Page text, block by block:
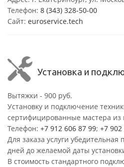
Телефон: 8 (343) 328-50-00
Сайт: euroservice.tech
Установка и
Вытяжки - 900 руб.
Установку и подключение
сертифицированные мастера из
Телефон: +7 912 606 87 99; +7
Для заказа услуги убедительная
дней до желаемой даты
В стоимость стандартного